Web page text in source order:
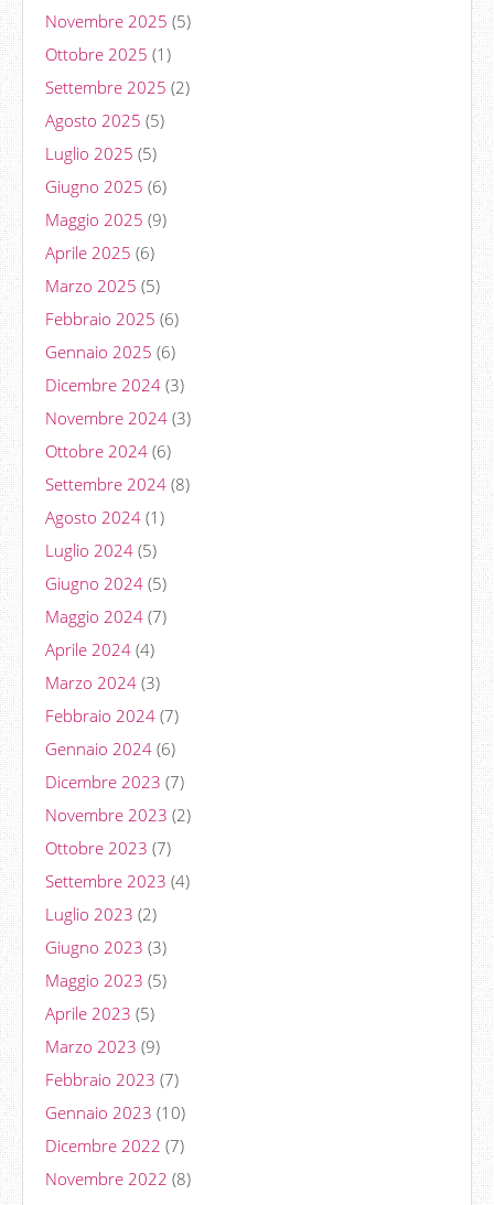
Novembre 2025 (5)
Ottobre 2025 (1)
Settembre 2025 (2)
Agosto 2025 (5)
Luglio 2025 (5)
Giugno 2025 (6)
Maggio 2025 (9)
Aprile 2025 (6)
Marzo 2025 (5)
Febbraio 2025 (6)
Gennaio 2025 (6)
Dicembre 2024 (3)
Novembre 2024 (3)
Ottobre 2024 (6)
Settembre 2024 (8)
Agosto 2024 (1)
Luglio 2024 (5)
Giugno 2024 (5)
Maggio 2024 (7)
Aprile 2024 (4)
Marzo 2024 (3)
Febbraio 2024 (7)
Gennaio 2024 (6)
Dicembre 2023 (7)
Novembre 2023 (2)
Ottobre 2023 (7)
Settembre 2023 (4)
Luglio 2023 (2)
Giugno 2023 (3)
Maggio 2023 (5)
Aprile 2023 (5)
Marzo 2023 (9)
Febbraio 2023 (7)
Gennaio 2023 (10)
Dicembre 2022 (7)
Novembre 2022 (8)